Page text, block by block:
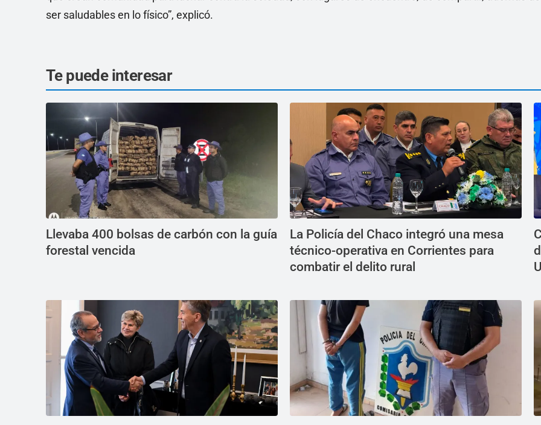
ser saludables en lo físico”, explicó.
Te puede interesar
Llevaba 400 bolsas de carbón con la guía
forestal vencida
La Policía del Chaco integró una mesa
técnico-operativa en Corrientes para
combatir el delito rural